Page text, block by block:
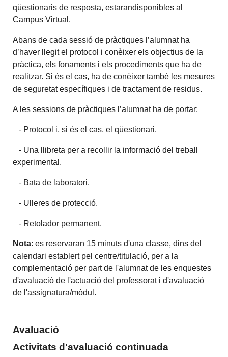
qüestionaris de resposta, estarandisponibles al
Campus Virtual.
Abans de cada sessió de pràctiques l’alumnat ha
d’haver llegit el protocol i conèixer els objectius de la
pràctica, els fonaments i els procediments que ha de
realitzar. Si és el cas, ha de conèixer també les mesures
de seguretat específiques i de tractament de residus.
A les sessions de pràctiques l’alumnat ha de portar:
- Protocol i, si és el cas, el qüestionari.
- Una llibreta per a recollir la informació del treball
experimental.
- Bata de laboratori.
- Ulleres de protecció.
- Retolador permanent.
Nota: es reservaran 15 minuts d'una classe, dins del
calendari establert pel centre/titulació, per a la
complementació per part de l'alumnat de les enquestes
d'avaluació de l'actuació del professorat i d'avaluació
de l'assignatura/mòdul.
Avaluació
Activitats d'avaluació continuada